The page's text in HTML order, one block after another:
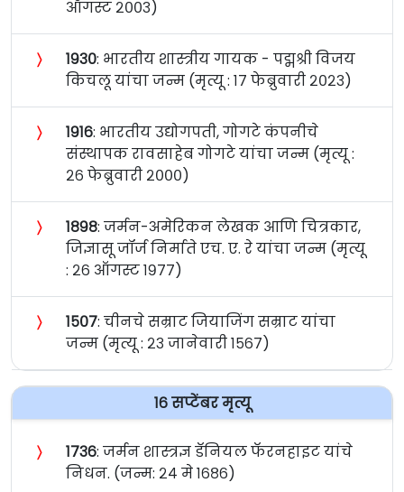
ऑगस्ट २००३)
〉 १९३०: भारतीय शास्त्रीय गायक - पद्मश्री विजय
किचलू यांचा जन्म (मृत्यू : १७ फेब्रुवारी २०२३)
〉 १९१६: भारतीय उद्योगपती, गोगटे कंपनीचे
संस्थापक रावसाहेब गोगटे यांचा जन्म (मृत्यू :
२६ फेब्रुवारी २०००)
〉 १८९८: जर्मन-अमेरिकन लेखक आणि चित्रकार,
जिज्ञासू जॉर्ज निर्माते एच. ए. रे यांचा जन्म (मृत्यू
: २६ ऑगस्ट १९७७)
〉 १५०७: चीनचे सम्राट जियाजिंग सम्राट यांचा
जन्म (मृत्यू : २३ जानेवारी १५६७)
१६ सप्टेंबर मृत्यू
〉 १७३६: जर्मन शास्त्रज्ञ डॅनियल फॅरनहाइट यांचे
निधन. (जन्म: २४ मे १६८६)